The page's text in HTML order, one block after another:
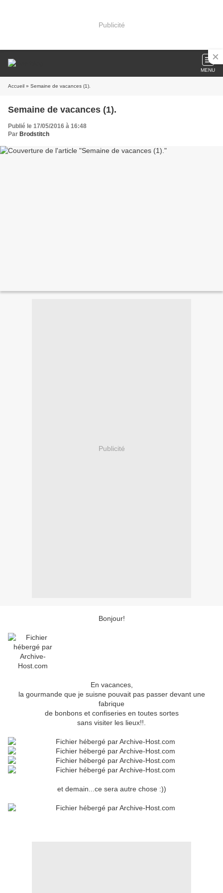
Publicité
MENU
Accueil » Semaine de vacances (1).
Semaine de vacances (1).
Publié le 17/05/2016 à 16:48
Par Brodstitch
Publicité
Bonjour!
En vacances,
la gourmande que je suisne pouvait pas passer devant une
fabrique
de bonbons et confiseries en toutes sortes
sans visiter les lieux!!.
et demain...ce sera autre chose :))